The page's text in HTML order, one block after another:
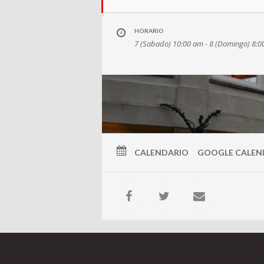
HORARIO
7 (Sabado) 10:00 am - 8 (Domingo)
CALENDARIO GOOGLE